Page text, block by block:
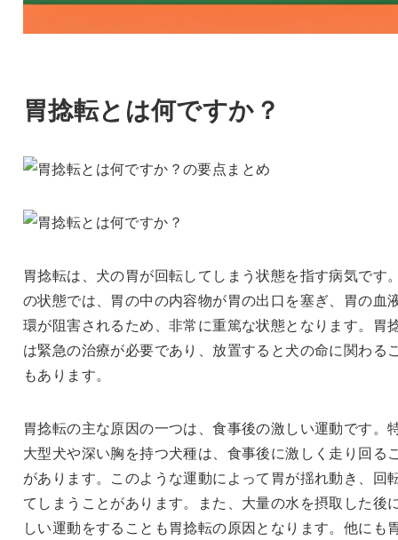
胃捻転とは何ですか？
胃捻転は、犬の胃が回転してしまう状態を指す病気です
の状態では、胃の中の内容物が胃の出口を塞ぎ、胃の血
環が阻害されるため、非常に重篤な状態となります。胃
は緊急の治療が必要であり、放置すると犬の命に関わる
もあります。
胃捻転の主な原因の一つは、食事後の激しい運動です。
大型犬や深い胸を持つ犬種は、食事後に激しく走り回る
があります。このような運動によって胃が揺れ動き、回
てしまうことがあります。また、大量の水を摂取した後
しい運動をすることも胃捻転の原因となります。他にも